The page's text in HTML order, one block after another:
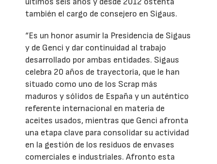
también el cargo de consejero en Sigaus.
“Es un honor asumir la Presidencia de Sigaus
y de Genci y dar continuidad al trabajo
desarrollado por ambas entidades. Sigaus
celebra 20 años de trayectoria, que le han
situado como uno de los Scrap más
maduros y sólidos de España y un auténtico
referente internacional en materia de
aceites usados, mientras que Genci afronta
una etapa clave para consolidar su actividad
en la gestión de los residuos de envases
comerciales e industriales. Afronto esta